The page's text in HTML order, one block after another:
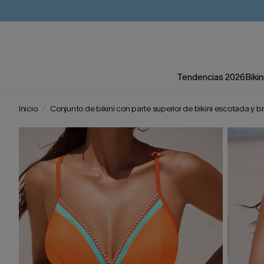
Tendencias 2026
Inicio Conjunto de bikini con parte superior de bikini escotada y